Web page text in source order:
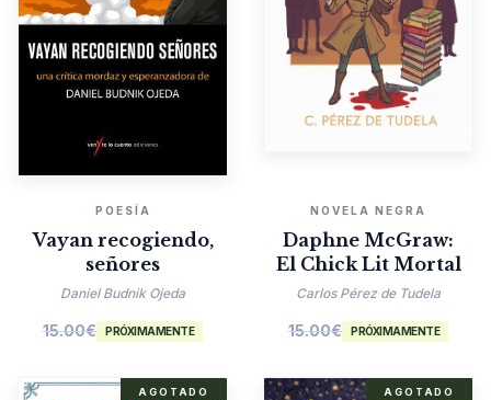
POESÍA
Vayan recogiendo,
señores
Daniel Budnik Ojeda
15.00€ PRÓXIMAMENTE
NOVELA NEGRA
Daphne McGraw:
El Chick Lit Mortal
Carlos Pérez de Tudela
15.00€ PRÓXIMAMENTE
AGOTADO AGOTADO